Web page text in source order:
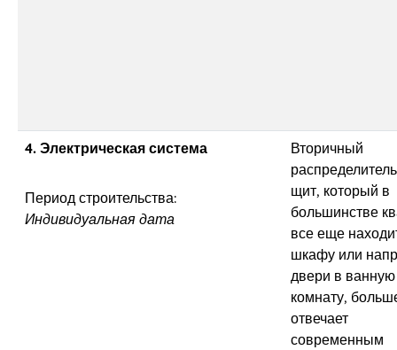
4. Электрическая система
Период строительства:
Индивидуальная дата
Вторичный
щит, который в
большинстве
все еще
шкафу или
двери в ванную
комнату,
отвечает
современным